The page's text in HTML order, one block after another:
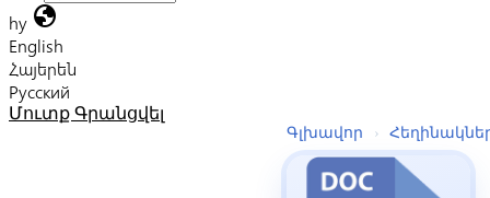
hy globe
English
Հայերեն
Русский
Մուտք Գրանցվել
Գլխավոր ›